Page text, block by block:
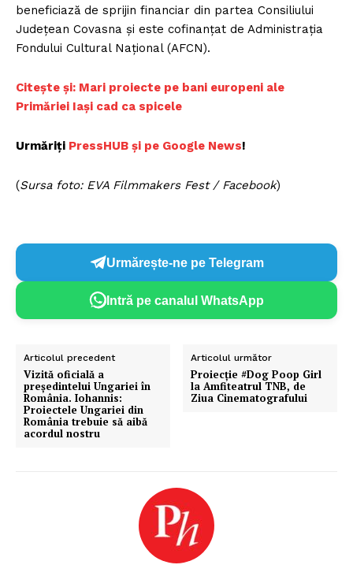
beneficiază de sprijin financiar din partea Consiliului
Judeţean Covasna şi este cofinanţat de Administraţia
Fondului Cultural Naţional (AFCN).
Citește și: Mari proiecte pe bani europeni ale
Primăriei Iaşi cad ca spicele
Urmăriți PressHUB și pe Google News!
(Sursa foto: EVA Filmmakers Fest / Facebook)
Urmărește-ne pe Telegram
Intră pe canalul WhatsApp
Articolul precedent
Vizită oficială a
președintelui Ungariei în
România. Iohannis:
Proiectele Ungariei din
România trebuie să aibă
acordul nostru
Articolul următor
Proiecţie #Dog Poop Girl
la Amfiteatrul TNB, de
Ziua Cinematografului